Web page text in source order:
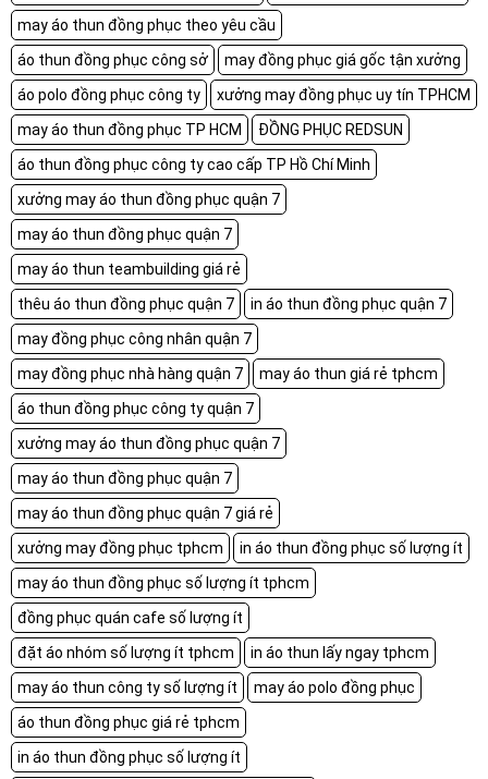
may áo thun đồng phục theo yêu cầu
áo thun đồng phục công sở
may đồng phục giá gốc tận xưởng
áo polo đồng phục công ty
xưởng may đồng phục uy tín TPHCM
may áo thun đồng phục TP HCM
ĐỒNG PHỤC REDSUN
áo thun đồng phục công ty cao cấp TP Hồ Chí Minh
xưởng may áo thun đồng phục quận 7
may áo thun đồng phục quận 7
may áo thun teambuilding giá rẻ
thêu áo thun đồng phục quận 7
in áo thun đồng phục quận 7
may đồng phục công nhân quận 7
may đồng phục nhà hàng quận 7
may áo thun giá rẻ tphcm
áo thun đồng phục công ty quận 7
xưởng may áo thun đồng phục quận 7
may áo thun đồng phục quận 7
may áo thun đồng phục quận 7 giá rẻ
xưởng may đồng phục tphcm
in áo thun đồng phục số lượng ít
may áo thun đồng phục số lượng ít tphcm
đồng phục quán cafe số lượng ít
đặt áo nhóm số lượng ít tphcm
in áo thun lấy ngay tphcm
may áo thun công ty số lượng ít
may áo polo đồng phục
áo thun đồng phục giá rẻ tphcm
in áo thun đồng phục số lượng ít